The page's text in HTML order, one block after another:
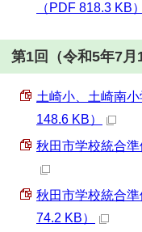
（PDF 818.3 KB）
第1回（令和5年7月
土崎小、土崎南
148.6 KB）
秋田市学校統合準
秋田市学校統合
74.2 KB）